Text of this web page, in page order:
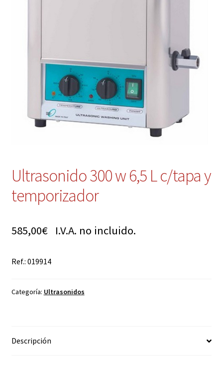
Ultrasonido 300 w 6,5 L c/tapa y
temporizador
585,00€I.V.A. no incluido.
Ref.: 019914
Categoría: Ultrasonidos
Descripción